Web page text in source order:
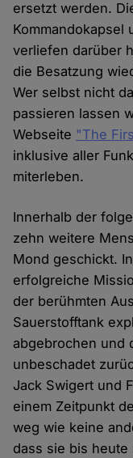
ersetzt werden.
Kommandokapsel
verliefen darüber
die Besatzung
Wer selbst nicht
passieren lassen
Webseite "The
inklusive aller
miterleben.
Innerhalb der
zehn weitere
Mond geschickt.
erfolgreiche
der berühmten
Sauerstofftank
abgebrochen und
unbeschadet
Jack Swigert und
einem Zeitpunkt
weg wie keine
dass sie bis heute